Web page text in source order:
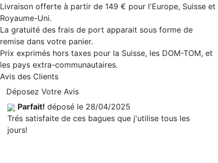
Livraison offerte à partir de 149 € pour l'Europe, Suisse et
Royaume-Uni.
La gratuité des frais de port apparait sous forme de
remise dans votre panier.
Prix exprimés hors taxes pour la Suisse, les DOM-TOM, et
les pays extra-communautaires.
Avis des Clients
Déposez Votre Avis
Parfait! déposé le 28/04/2025
Trés satisfaite de ces bagues que j'utilise tous les
jours!